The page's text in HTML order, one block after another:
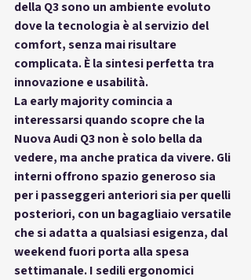
della Q3 sono un ambiente evoluto
dove la tecnologia è al servizio del
comfort, senza mai risultare
complicata. È la sintesi perfetta tra
innovazione e usabilità.
La early majority comincia a
interessarsi quando scopre che la
Nuova Audi Q3 non è solo bella da
vedere, ma anche pratica da vivere. Gli
interni offrono spazio generoso sia
per i passeggeri anteriori sia per quelli
posteriori, con un bagagliaio versatile
che si adatta a qualsiasi esigenza, dal
weekend fuori porta alla spesa
settimanale. I sedili ergonomici